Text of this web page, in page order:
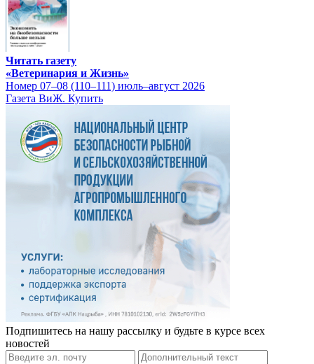
Читать газету
«Ветеринария и Жизнь»
Номер 07–08 (110–111) июль–август 2026
Газета ВиЖ. Купить
Подпишитесь на нашу рассылку и будьте в курсе всех
новостей